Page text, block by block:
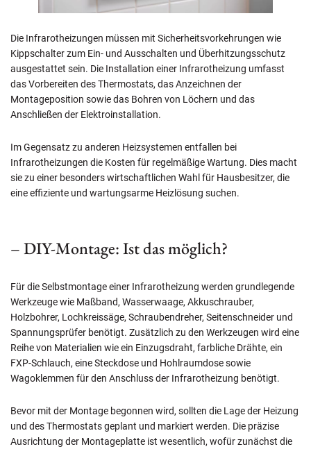
Die Infrarotheizungen müssen mit Sicherheitsvorkehrungen wie
Kippschalter zum Ein- und Ausschalten und Überhitzungsschutz
ausgestattet sein. Die Installation einer Infrarotheizung umfasst
das Vorbereiten des Thermostats, das Anzeichnen der
Montageposition sowie das Bohren von Löchern und das
Anschließen der Elektroinstallation.
Im Gegensatz zu anderen Heizsystemen entfallen bei
Infrarotheizungen die Kosten für regelmäßige Wartung. Dies macht
sie zu einer besonders wirtschaftlichen Wahl für Hausbesitzer, die
eine effiziente und wartungsarme Heizlösung suchen.
– DIY-Montage: Ist das möglich?
Für die Selbstmontage einer Infrarotheizung werden grundlegende
Werkzeuge wie Maßband, Wasserwaage, Akkuschrauber,
Holzbohrer, Lochkreissäge, Schraubendreher, Seitenschneider und
Spannungsprüfer benötigt. Zusätzlich zu den Werkzeugen wird eine
Reihe von Materialien wie ein Einzugsdraht, farbliche Drähte, ein
FXP-Schlauch, eine Steckdose und Hohlraumdose sowie
Wagoklemmen für den Anschluss der Infrarotheizung benötigt.
Bevor mit der Montage begonnen wird, sollten die Lage der Heizung
und des Thermostats geplant und markiert werden. Die präzise
Ausrichtung der Montageplatte ist wesentlich, wofür zunächst die